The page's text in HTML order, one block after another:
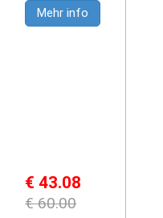
Mehr info
€ 43.08
€ 60.00